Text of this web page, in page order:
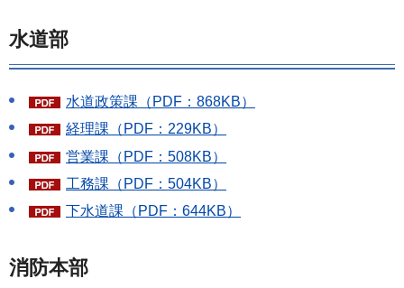
水道部
水道政策課（PDF：868KB）
経理課（PDF：229KB）
営業課（PDF：508KB）
工務課（PDF：504KB）
下水道課（PDF：644KB）
消防本部